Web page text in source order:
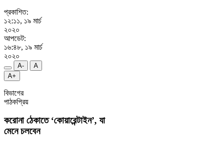
প্রকাশিত:
১২:১১, ১৯ মার্চ
২০২০
আপডেট:
১৬:৪৮, ১৯ মার্চ
২০২০
A-
A
A+
বিভাগের
পাঠকপ্রিয়
করোনা ঠেকাতে ‘কোয়ারেন্টাইন’, যা
মেনে চলবেন